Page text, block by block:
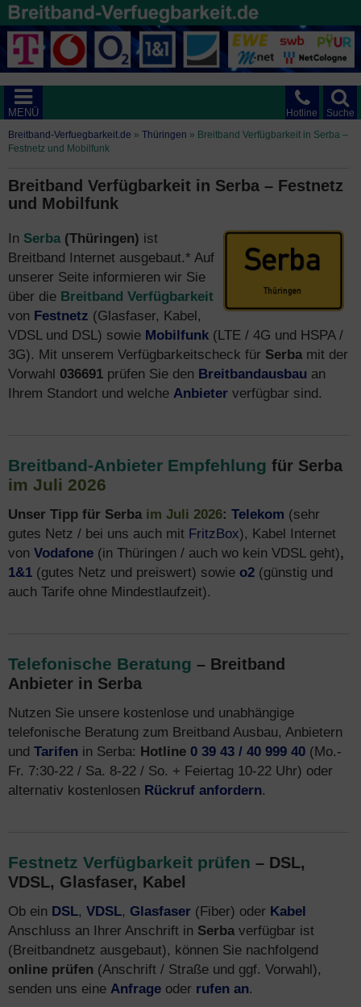
Suche
Hotline
MENÜ
Breitband-Verfuegbarkeit.de » Thüringen » Breitband Verfügbarkeit in Serba –
Festnetz und Mobilfunk
Breitband Verfügbarkeit in Serba – Festnetz
und Mobilfunk
In Serba (Thüringen) ist
Breitband Internet ausgebaut.* Auf
unserer Seite informieren wir Sie
über die Breitband Verfügbarkeit
von Festnetz (Glasfaser, Kabel,
VDSL und DSL) sowie Mobilfunk (LTE / 4G und HSPA /
3G). Mit unserem Verfügbarkeitscheck für Serbamit der
Vorwahl 036691 prüfen Sie den Breitbandausbau an
Ihrem Standort und welche Anbieter verfügbar sind.
Breitband-Anbieter Empfehlung für Serba
im Juli 2026
Unser Tipp für Serba im Juli 2026: Telekom (sehr
gutes Netz / bei uns auch mit FritzBox), Kabel Internet
von Vodafone (in Thüringen / auch wo kein VDSL geht),
1&1 (gutes Netz und preiswert) sowie o2 (günstig und
auch Tarife ohne Mindestlaufzeit).
Telefonische Beratung – Breitband
Anbieter in Serba
Nutzen Sie unsere kostenlose und unabhängige
telefonische Beratung zum Breitband Ausbau, Anbietern
und Tarifen in Serba: Hotline 0 39 43 / 40 999 40 (Mo.-
Fr. 7:30-22 / Sa. 8-22 / So. + Feiertag 10-22 Uhr) oder
alternativ kostenlosen Rückruf anfordern.
Festnetz Verfügbarkeit prüfen – DSL,
VDSL, Glasfaser, Kabel
Ob ein DSL, VDSL, Glasfaser (Fiber) oder Kabel
Anschluss an Ihrer Anschrift in Serbaverfügbar ist
(Breitbandnetz ausgebaut), können Sie nachfolgend
online prüfen (Anschrift / Straße und ggf. Vorwahl),
senden uns eine Anfrage oder rufen an.